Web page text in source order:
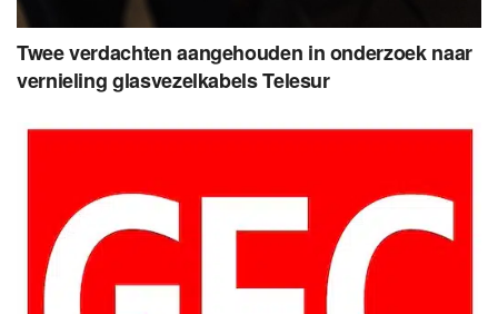
Twee verdachten aangehouden in onderzoek naar
vernieling glasvezelkabels Telesur